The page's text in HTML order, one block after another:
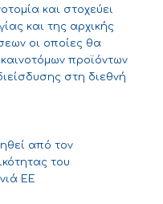
και στοχεύει
και της αρχικής
οι οποίες θα
προϊόντων
στη διεθνή
από τον
του
ΕΕ